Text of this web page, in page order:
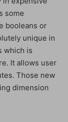
some
booleans or
unique in
which is
It allows user
Those new
dimension